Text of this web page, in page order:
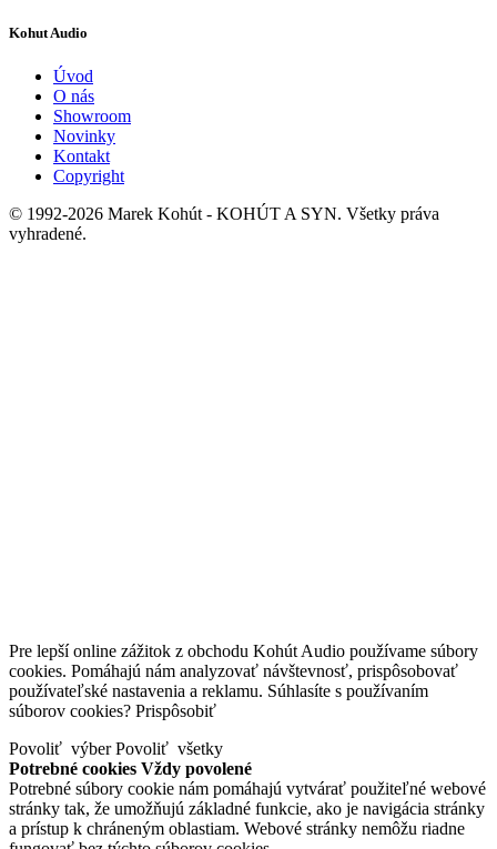
Kohut Audio
Úvod
O nás
Showroom
Novinky
Kontakt
Copyright
© 1992-2026 Marek Kohút - KOHÚT A SYN. Všetky práva
vyhradené.
Pre lepší online zážitok z obchodu Kohút Audio používame súbory
cookies. Pomáhajú nám analyzovať návštevnosť, prispôsobovať
používateľské nastavenia a reklamu. Súhlasíte s používaním
súborov cookies? Prispôsobiť
Povoliť výberPovoliť všetky
Potrebné cookies Vždy povolené
Potrebné súbory cookie nám pomáhajú vytvárať použiteľné webové
stránky tak, že umožňujú základné funkcie, ako je navigácia stránky
a prístup k chráneným oblastiam. Webové stránky nemôžu riadne